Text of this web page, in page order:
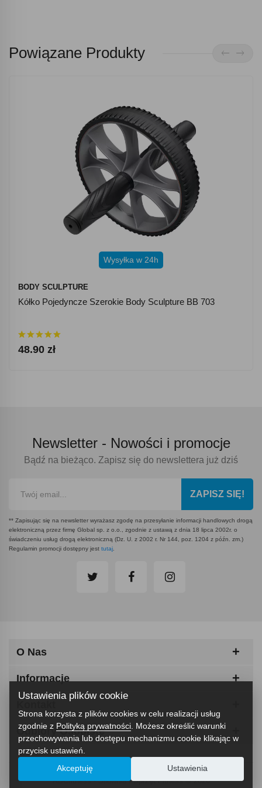
Powiązane Produkty
Wysyłka w 24h
BODY SCULPTURE
Kółko Pojedyncze Szerokie Body Sculpture BB 703
48.90 zł
Newsletter - Nowości i promocje
Bądź na bieżąco. Zapisz się do newslettera już dziś
ZAPISZ SIĘ!
** Zapisując się na newsletter wyrażasz zgodę na przesyłanie informacji handlowych drogą
elektroniczną przez firmę Global sp. z o.o., zgodnie z ustawą z dnia 18 lipca 2002r. o
świadczeniu usług drogą elektroniczną (Dz. U. z 2002 r. Nr 144, poz. 1204 z późn. zm.)
Regulamin promocji dostępny jest tutaj.
O Nas
Informacje
Odbiory Osobiste
ABCfitness - Siłownia I Sprzęt Fitness © 2026
Ustawienia plików cookie
Strona korzysta z plików cookies w celu realizacji usług
zgodnie z Polityką prywatności . Możesz określić warunki
przechowywania lub dostępu mechanizmu cookie klikając w
przycisk ustawień.
Akceptuję Ustawienia